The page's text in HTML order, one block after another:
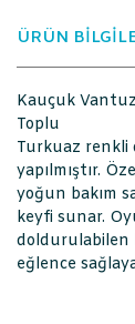
ÜRÜN
Kauçuk
Toplu
Turkuaz renkli
yapılmıştır.
yoğun bakım
keyfi sunar.
doldurulabilen
eğlence